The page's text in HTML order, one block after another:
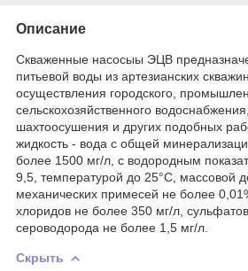
Описание
Скваженные насосыы ЭЦВ
питьевой воды из артезианских
осуществления городского,
сельскохозяйственного
шахтоосушения и других подобных
жидкость - вода с общей
более 1500 мг/л, с водородным
9,5, температурой до 25°С, массовой
механических примесей не более
хлоридов не более 350 мг/л,
сероводорода не более 1,5 мг/л.
Скрыть